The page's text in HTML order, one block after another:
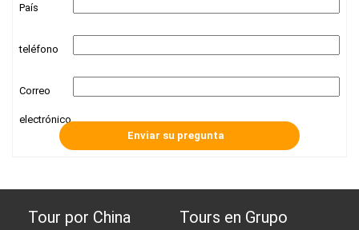
País
teléfono
Correo
electrónico
Tour por China Tours en Grupo